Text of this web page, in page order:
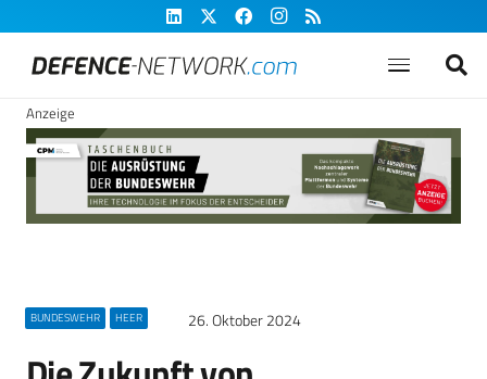
Anzeige
BUNDESWEHR HEER 26. Oktober 2024